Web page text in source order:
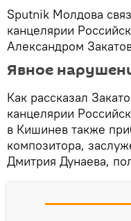
Sputnik Молдова
канцелярии
Александром
Явное
Как рассказал
канцелярии
в Кишинев также
композитора,
Дмитрия Дунаева,